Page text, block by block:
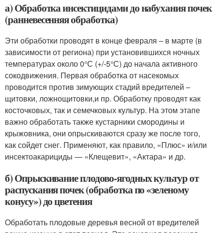
а) Обработка инсектицидами до набухания почек
(ранневесенняя обработка)
Эти обработки проводят в конце февраля – в марте (в
зависимости от региона) при установившихся ночных
температурах около 0°С (+/-5°С) до начала активного
сокодвижения. Первая обработка от насекомых
проводится против зимующих стадий вредителей –
щитовки, ложнощитовки,и пр. Обработку проводят как
косточковых, так и семечковых культур. На этом этапе
важно обработать также кустарники смородины и
крыжовника, они опрыскиваются сразу же после того,
как сойдет снег. Применяют, как правило, «Плюс» и/или
инсектоакарициды — «Клещевит», «Актара» и др.
б) Опрыскивание плодово-ягодных культур от
распускания почек (обработка по «зеленому
конусу») до цветения
Обработать плодовые деревья весной от вредителей